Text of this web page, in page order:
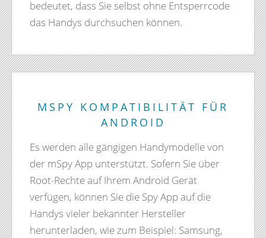
bedeutet, dass Sie selbst ohne Entsperrcode
das Handys durchsuchen können.
MSPY KOMPATIBILITÄT FÜR
ANDROID
Es werden alle gängigen Handymodelle von
der mSpy App unterstützt. Sofern Sie über
Root-Rechte auf Ihrem Android Gerät
verfügen, können Sie die Spy App auf die
Handys vieler bekannter Hersteller
herunterladen, wie zum Beispiel: Samsung,